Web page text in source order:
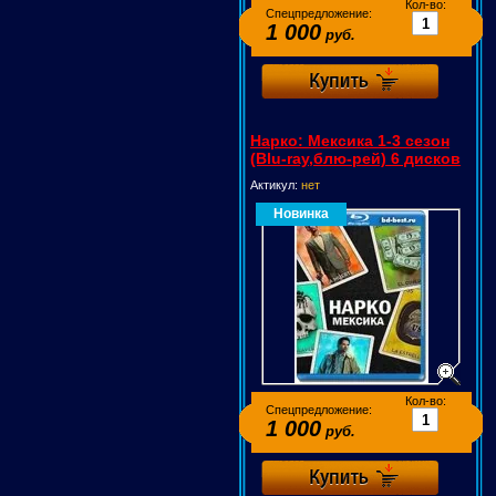
Спецпредложение:
1 000 руб.
Кол-во:
Нарко: Мексика 1-3 сезон
(Blu-ray,блю-рей) 6 дисков
Актикул: нет
Новинка
Спецпредложение:
1 000 руб.
Кол-во: